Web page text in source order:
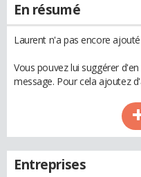
En résumé
Laurent n'a pas encore
Vous pouvez lui suggérer
message. Pour cela ajoutez
Entreprises